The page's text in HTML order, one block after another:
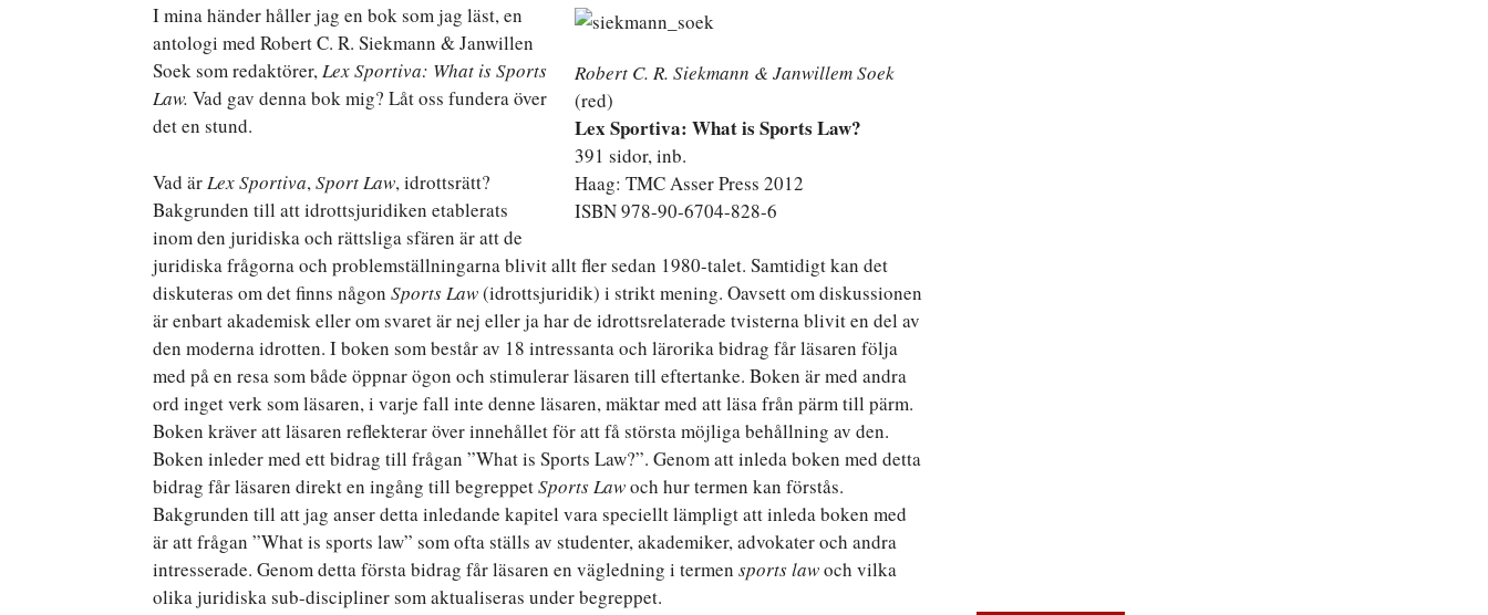
Robert C. R. Siekmann & Janwillem Soek
(red)
Lex Sportiva: What is Sports Law?
391 sidor, inb.
Haag: TMC Asser Press 2012
ISBN 978-90-6704-828-6
I mina händer håller jag en bok som jag läst, en
antologi med Robert C. R. Siekmann & Janwillen
Soek som redaktörer, Lex Sportiva: What is Sports
Law. Vad gav denna bok mig? Låt oss fundera över
det en stund.
Vad är Lex Sportiva, Sport Law, idrottsrätt?
Bakgrunden till att idrottsjuridiken etablerats
inom den juridiska och rättsliga sfären är att de
juridiska frågorna och problemställningarna blivit allt fler sedan 1980-talet. Samtidigt kan det
diskuteras om det finns någon Sports Law(idrottsjuridik) i strikt mening. Oavsett om diskussionen
är enbart akademisk eller om svaret är nej eller ja har de idrottsrelaterade tvisterna blivit en del av
den moderna idrotten. I boken som består av 18 intressanta och lärorika bidrag får läsaren följa
med på en resa som både öppnar ögon och stimulerar läsaren till eftertanke. Boken är med andra
ord inget verk som läsaren, i varje fall inte denne läsaren, mäktar med att läsa från pärm till pärm.
Boken kräver att läsaren reflekterar över innehållet för att få största möjliga behållning av den.
Boken inleder med ett bidrag till frågan ”What is Sports Law?”. Genom att inleda boken med detta
bidrag får läsaren direkt en ingång till begreppetSports Lawoch hur termen kan förstås.
Bakgrunden till att jag anser detta inledande kapitel vara speciellt lämpligt att inleda boken med
är att frågan ”What is sports law” som ofta ställs av studenter, akademiker, advokater och andra
intresserade. Genom detta första bidrag får läsaren en vägledning i termen sports lawoch vilka
olika juridiska sub-discipliner som aktualiseras under begreppet.